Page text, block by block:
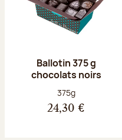
Ballotin 375 g
chocolats noirs
Poids net :
375g
24,30 €